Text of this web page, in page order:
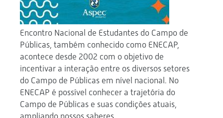
Encontro Nacional de Estudantes do Campo de
Públicas, também conhecido como ENECAP,
acontece desde 2002 com o objetivo de
incentivar a interação entre os diversos setores
do Campo de Públicas em nível nacional. No
ENECAP é possível conhecer a trajetória do
Campo de Públicas e suas condições atuais,
ampliando nossos saberes.